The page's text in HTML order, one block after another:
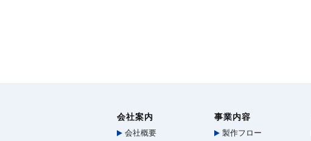
会社案内
会社概要
事業内容
製作フロー